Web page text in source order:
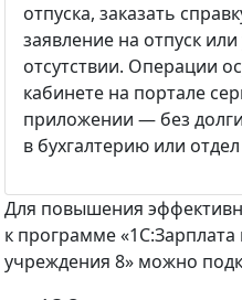
отпуска, заказать
заявление на отпуск
отсутствии. Операции
кабинете на портале
приложении — без
в бухгалтерию или
Для повышения
к программе «1С:Зарплата
учреждения 8» можно